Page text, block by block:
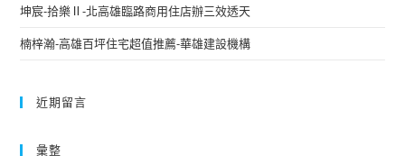
坤宸-拾樂Ⅱ-北高雄臨路商用住店辦三效透天
楠梓瀚-高雄百坪住宅超值推薦-華雄建設機構
近期留言
彙整